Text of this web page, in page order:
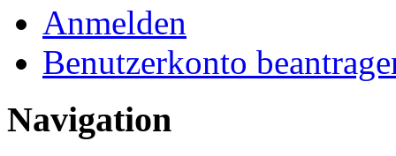
Anmelden
Benutzerkonto
Navigation